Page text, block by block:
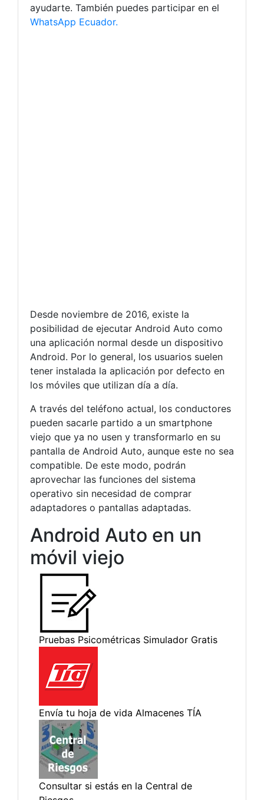
ayudarte. También puedes participar en el
WhatsApp Ecuador.
Desde noviembre de 2016, existe la
posibilidad de ejecutar Android Auto como
una aplicación normal desde un dispositivo
Android. Por lo general, los usuarios suelen
tener instalada la aplicación por defecto en
los móviles que utilizan día a día.
A través del teléfono actual, los conductores
pueden sacarle partido a un smartphone
viejo que ya no usen y transformarlo en su
pantalla de Android Auto, aunque este no sea
compatible. De este modo, podrán
aprovechar las funciones del sistema
operativo sin necesidad de comprar
adaptadores o pantallas adaptadas.
Android Auto en un
móvil viejo